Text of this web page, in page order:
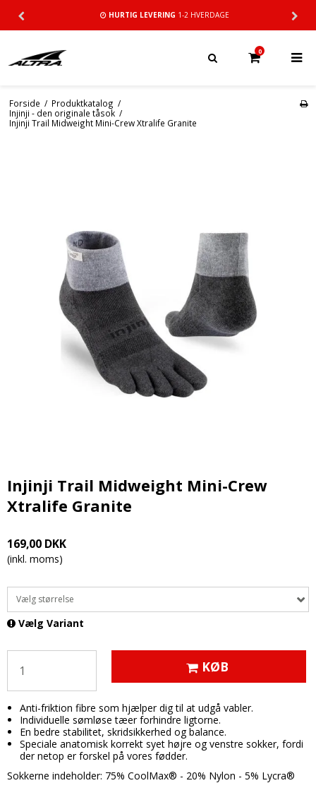
HURTIG LEVERING 1-2 HVERDAGE
0
Forside / Produktkatalog /
Injinji - den originale tåsok /
Injinji Trail Midweight Mini-Crew Xtralife Granite
Injinji Trail Midweight Mini-Crew
Xtralife Granite
169,00 DKK
(inkl. moms)
Vælg størrelse
Vælg Variant
KØB
Anti-friktion fibre som hjælper dig til at udgå vabler.
Individuelle sømløse tæer forhindre ligtorne.
En bedre stabilitet, skridsikkerhed og balance.
Speciale anatomisk korrekt syet højre og venstre sokker, fordi
der netop er forskel på vores fødder.
Sokkerne indeholder: 75% CoolMax® - 20% Nylon - 5% Lycra®